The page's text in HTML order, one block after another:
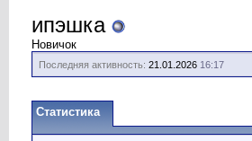
ипэшка
Новичок
Последняя активность: 21.01.2026 16:17
Статистика